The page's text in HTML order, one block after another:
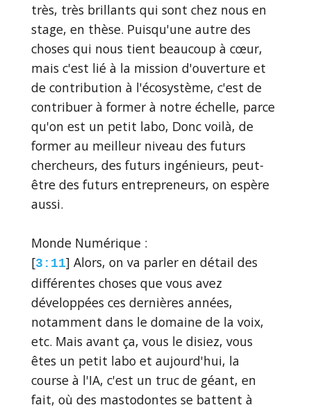
très, très brillants qui sont chez nous en
stage, en thèse. Puisqu'une autre des
choses qui nous tient beaucoup à cœur,
mais c'est lié à la mission d'ouverture et
de contribution à l'écosystème, c'est de
contribuer à former à notre échelle, parce
qu'on est un petit labo, Donc voilà, de
former au meilleur niveau des futurs
chercheurs, des futurs ingénieurs, peut-
être des futurs entrepreneurs, on espère
aussi.
Monde Numérique :
[3:11] Alors, on va parler en détail des
différentes choses que vous avez
développées ces dernières années,
notamment dans le domaine de la voix,
etc. Mais avant ça, vous le disiez, vous
êtes un petit labo et aujourd'hui, la
course à l'IA, c'est un truc de géant, en
fait, où des mastodontes se battent à